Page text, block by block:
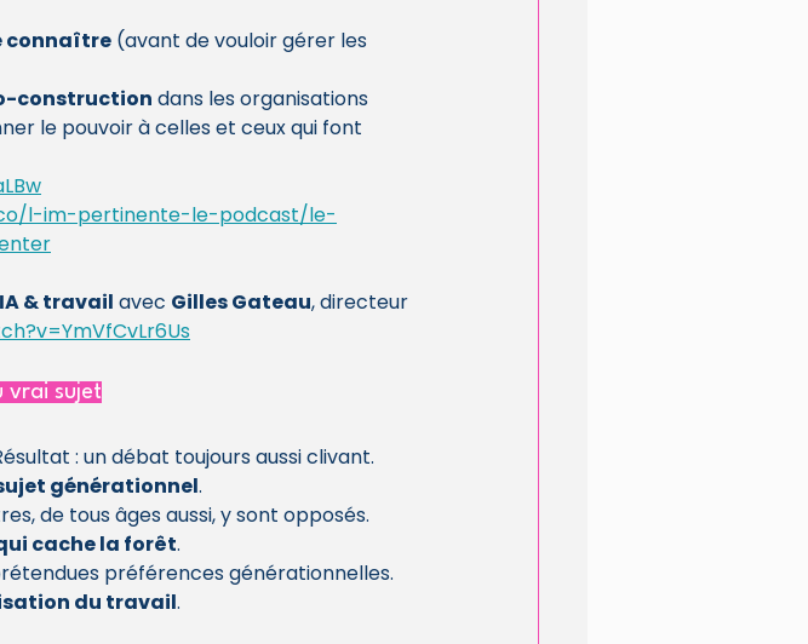
connaître (avant de vouloir gérer les
construction dans les organisations
le pouvoir à celles et ceux qui font
l-im-pertinente-le-podcast/le-
IA & travail avec Gilles Gateau, directeur
vrai sujet
: un débat toujours aussi clivant.
générationnel.
de tous âges aussi, y sont opposés.
cache la forêt.
préférences générationnelles.
du travail.